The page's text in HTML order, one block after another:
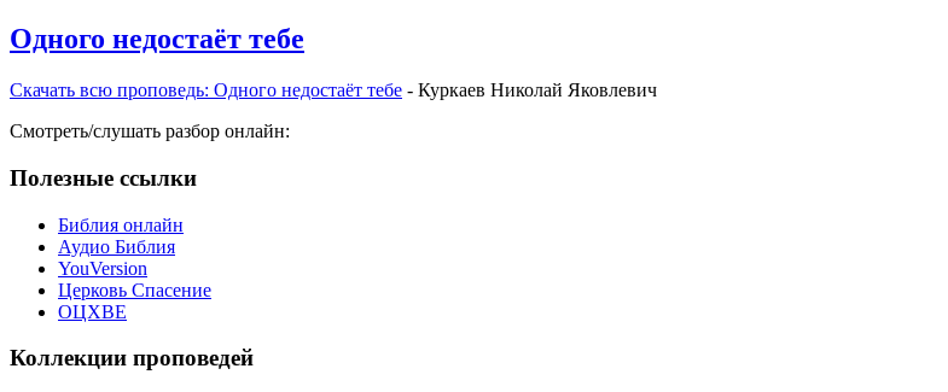
Одного недостаёт тебе
Скачать вcю проповедь: Одного недостаёт тебе - Куркаев Николай Яковлевич
Смотреть/слушать разбор онлайн:
Полезные ссылки
Библия онлайн
Аудио Библия
YouVersion
Церковь Спасение
ОЦХВЕ
Коллекции проповедей